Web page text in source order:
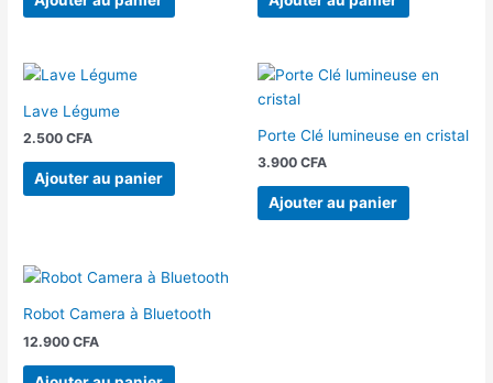
Lave Légume
2.500CFA
Ajouter au panier
Porte Clé lumineuse en cristal
3.900 CFA
Ajouter au panier
Robot Camera à Bluetooth
12.900CFA